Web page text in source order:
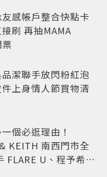
感帳戶整合快點卡
刷 再抽MAMA
潔聯手放閃粉紅泡
上身情人節買物清
個必逛理由！
KEITH 南西門市全
FLARE U、程予希演